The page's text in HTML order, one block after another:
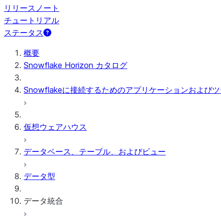
リリースノート
チュートリアル
ステータス
概要
Snowflake Horizon カタログ
Snowflakeに接続するためのアプリケーションおよび
仮想ウェアハウス
データベース、テーブル、およびビュー
データ型
データ統合